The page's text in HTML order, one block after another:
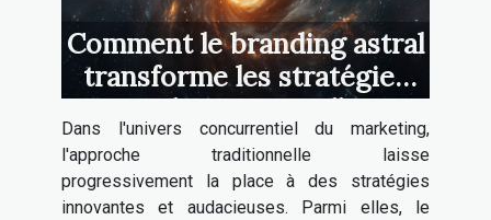
Comment le branding astral
transforme les stratégies
marketing actuelles
Dans l'univers concurrentiel du marketing,
l'approche traditionnelle laisse
progressivement la place à des stratégies
innovantes et audacieuses. Parmi elles, le